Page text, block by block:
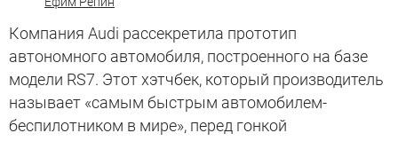
Компания Audi рассекретила прототип
автономного автомобиля, построенного на базе
модели RS7. Этот хэтчбек, который производитель
называет «самым быстрым автомобилем-
беспилотником в мире», перед гонкой